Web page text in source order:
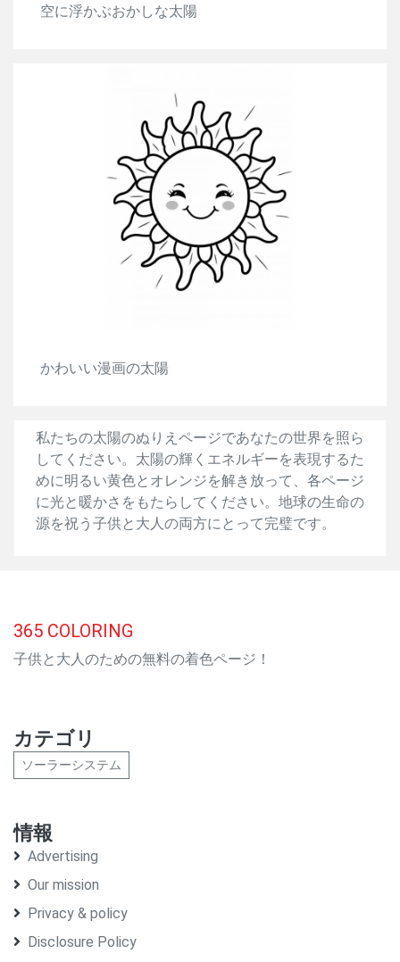
空に浮かぶおかしな太陽
かわいい漫画の太陽
私たちの太陽のぬりえページであなたの世界を照ら
してください。太陽の輝くエネルギーを表現するた
めに明るい黄色とオレンジを解き放って、各ページ
に光と暖かさをもたらしてください。地球の生命の
源を祝う子供と大人の両方にとって完璧です。
365 COLORING
子供と大人のための無料の着色ページ！
カテゴリ
ソーラーシステム
情報
Advertising
Our mission
Privacy & policy
Disclosure Policy